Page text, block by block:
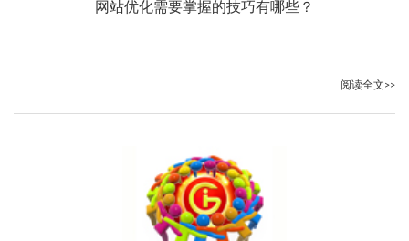
网站优化需要掌握的技巧有哪些？
阅读全文>>